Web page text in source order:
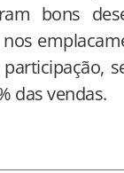
bons
das vendas.